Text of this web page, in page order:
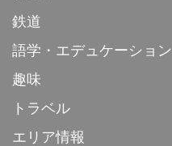
鉄道
語学・エデュケーション
趣味
トラベル
エリア情報